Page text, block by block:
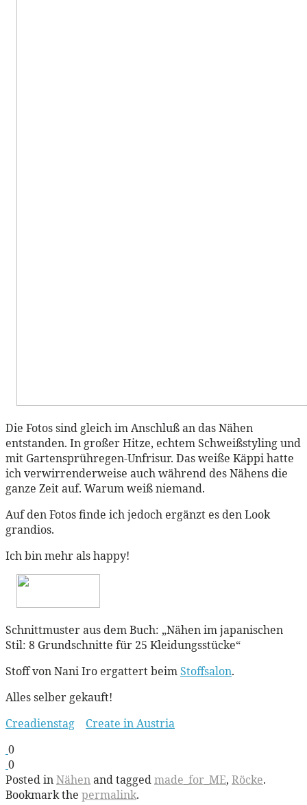
Die Fotos sind gleich im Anschluß an das Nähen
entstanden. In großer Hitze, echtem Schweißstyling und
mit Gartensprühregen-Unfrisur. Das weiße Käppi hatte
ich verwirrenderweise auch während des Nähens die
ganze Zeit auf. Warum weiß niemand.
Auf den Fotos finde ich jedoch ergänzt es den Look
grandios.
Ich bin mehr als happy!
Schnittmuster aus dem Buch: „Nähen im japanischen
Stil: 8 Grundschnitte für 25 Kleidungsstücke“
Stoff von Nani Iro ergattert beimStoffsalon.
Alles selber gekauft!
Creadienstag
Create in Austria
0
0
Posted inNähenand taggedmade_for_ME, Röcke.
Bookmark the permalink.